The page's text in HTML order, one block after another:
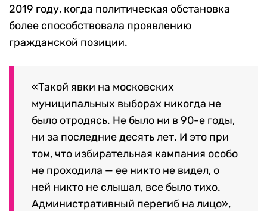
2019 году, когда политическая обстановка
более способствовала проявлению
гражданской позиции.
​​«Такой явки на московских
муниципальных выборах никогда не
было отродясь. Не было ни в 90-е годы,
ни за последние десять лет. И это при
том, что избирательная кампания особо
не проходила — ее никто не видел, о
ней никто не слышал, все было тихо.
Административный перегиб на лицо»,